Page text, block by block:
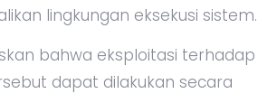
lingkungan eksekusi sistem.
bahwa eksploitasi terhadap
dapat dilakukan secara